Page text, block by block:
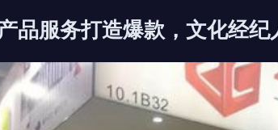
品服务打造爆款，文化经纪